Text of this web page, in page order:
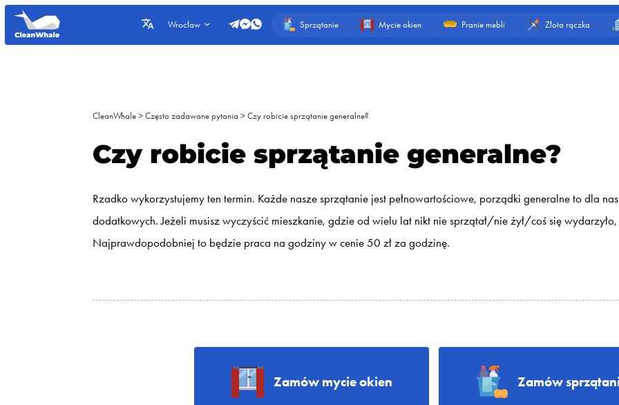
Wrocław Sprzątanie Mycie okien Pranie mebli Złota rączka
CleanWhale >Często zadawane pytania >Czy robicie sprzątanie generalne?
Czy robicie sprzątanie generalne?
Rzadko wykorzystujemy ten termin. Każde nasze sprzątanie jest pełnowartościowe, porządki generalne to dla
dodatkowych. Jeżeli musisz wyczyścić mieszkanie, gdzie od wielu lat nikt nie sprzątał/nie żył/coś się
Najprawdopodobniej to będzie praca na godziny w cenie 50 zł za godzinę.
Zamów mycie okien Zamów